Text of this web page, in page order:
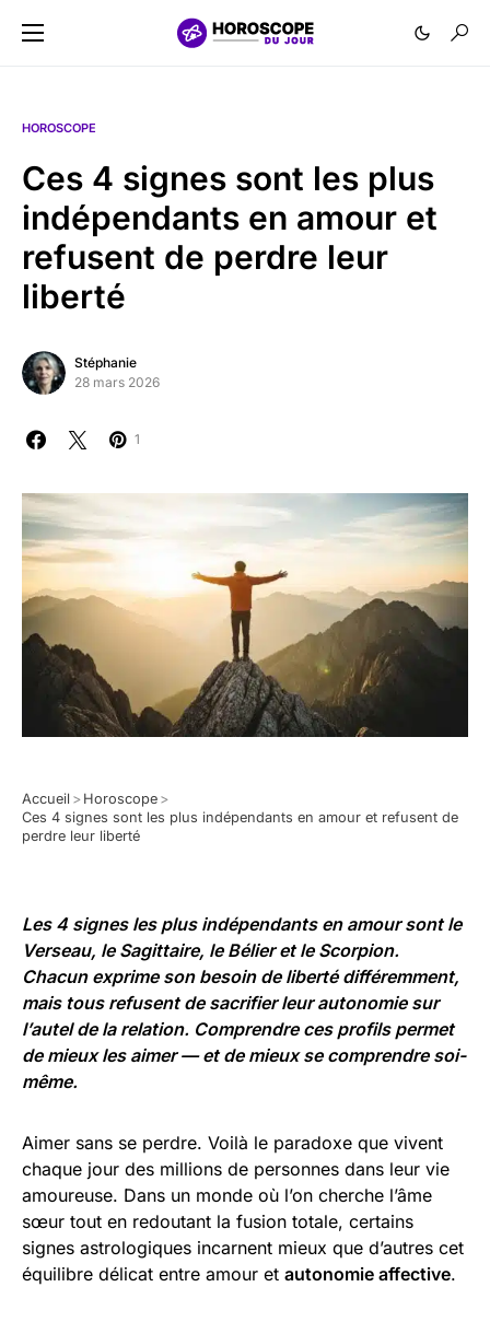
HOROSCOPE
Ces 4 signes sont les plus
indépendants en amour et
refusent de perdre leur
liberté
Stéphanie
28 mars 2026
1
Accueil > Horoscope >
Ces 4 signes sont les plus indépendants en amour et refusent de
perdre leur liberté
Les 4 signes les plus indépendants en amour sont le
Verseau, le Sagittaire, le Bélier et le Scorpion.
Chacun exprime son besoin de liberté différemment,
mais tous refusent de sacrifier leur autonomie sur
l’autel de la relation. Comprendre ces profils permet
de mieux les aimer — et de mieux se comprendre soi-
même.
Aimer sans se perdre. Voilà le paradoxe que vivent
chaque jour des millions de personnes dans leur vie
amoureuse. Dans un monde où l’on cherche l’âme
sœur tout en redoutant la fusion totale, certains
signes astrologiques incarnent mieux que d’autres cet
équilibre délicat entre amour et autonomie affective.